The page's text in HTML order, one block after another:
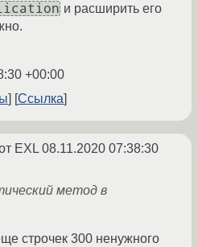
и расширить его
+00:00
Ссылка
EXL08.11.2020 07:38:30
метод в
строчек 300 ненужного